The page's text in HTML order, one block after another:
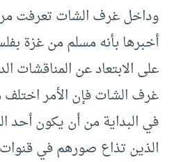
وداخل غرف الشات تعرفت
أخبرها بأنه مسلم من غزة
على الابتعاد عن المناقشات
غرف الشات فإن الأمر اختلف
في البداية من أن يكون أحد
الذين تذاع صورهم في قنوات